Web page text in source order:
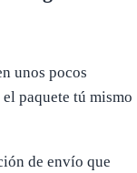
unos pocos
paquete tú mismo
de envío que